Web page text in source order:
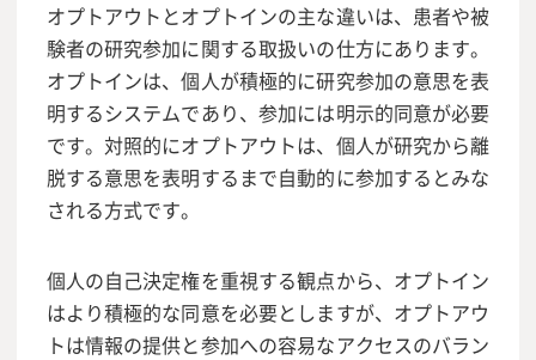
オプトアウトとオプトインの主な違いは、患者や被
験者の研究参加に関する取扱いの仕方にあります。
オプトインは、個人が積極的に研究参加の意思を表
明するシステムであり、参加には明示的同意が必要
です。対照的にオプトアウトは、個人が研究から離
脱する意思を表明するまで自動的に参加するとみな
される方式です。
個人の自己決定権を重視する観点から、オプトイン
はより積極的な同意を必要としますが、オプトアウ
トは情報の提供と参加への容易なアクセスのバラン